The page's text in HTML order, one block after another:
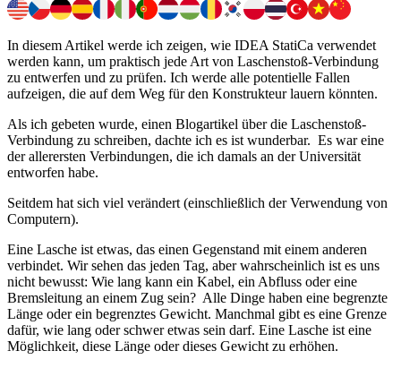
In diesem Artikel werde ich zeigen, wie IDEA StatiCa verwendet
werden kann, um praktisch jede Art von Laschenstoß-Verbindung
zu entwerfen und zu prüfen. Ich werde alle potentielle Fallen
aufzeigen, die auf dem Weg für den Konstrukteur lauern könnten.
Als ich gebeten wurde, einen Blogartikel über die Laschenstoß-
Verbindung zu schreiben, dachte ich es ist wunderbar. Es war eine
der allerersten Verbindungen, die ich damals an der Universität
entworfen habe.
Seitdem hat sich viel verändert (einschließlich der Verwendung von
Computern).
Eine Lasche ist etwas, das einen Gegenstand mit einem anderen
verbindet. Wir sehen das jeden Tag, aber wahrscheinlich ist es uns
nicht bewusst: Wie lang kann ein Kabel, ein Abfluss oder eine
Bremsleitung an einem Zug sein? Alle Dinge haben eine begrenzte
Länge oder ein begrenztes Gewicht. Manchmal gibt es eine Grenze
dafür, wie lang oder schwer etwas sein darf. Eine Lasche ist eine
Möglichkeit, diese Länge oder dieses Gewicht zu erhöhen.